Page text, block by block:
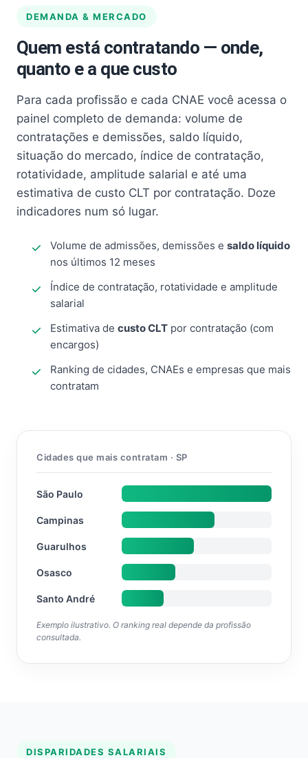
DEMANDA & MERCADO
Quem está contratando — onde,
quanto e a que custo
Para cada profissão e cada CNAE você acessa o
painel completo de demanda: volume de
contratações e demissões, saldo líquido,
situação do mercado, índice de contratação,
rotatividade, amplitude salarial e até uma
estimativa de custo CLT por contratação. Doze
indicadores num só lugar.
Volume de admissões, demissões e saldo líquido
nos últimos 12 meses
Índice de contratação, rotatividade e amplitude
salarial
Estimativa de custo CLT por contratação (com
encargos)
Ranking de cidades, CNAEs e empresas que mais
contratam
Cidades que mais contratam · SP
São Paulo
Campinas
Guarulhos
Osasco
Santo André
Exemplo ilustrativo. O ranking real depende da profissão
consultada.
DISPARIDADES SALARIAIS